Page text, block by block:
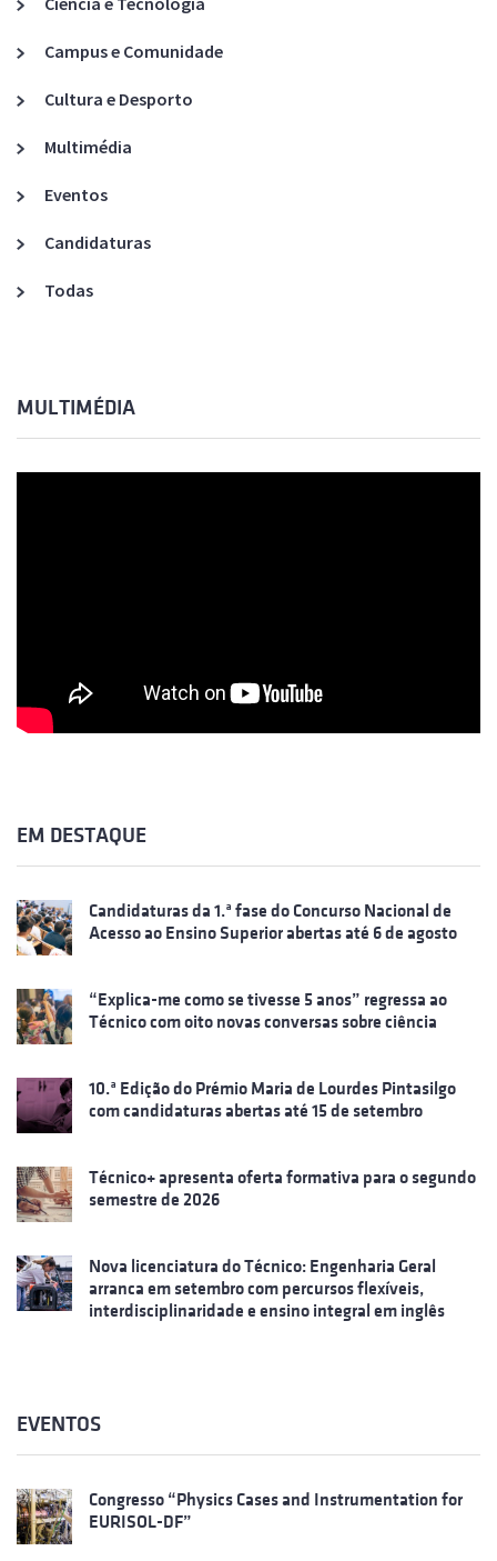
Campus e Comunidade
Cultura e Desporto
Multimédia
Eventos
Candidaturas
Todas
MULTIMÉDIA
EM DESTAQUE
Candidaturas da 1.ª fase do Concurso Nacional de
Acesso ao Ensino Superior abertas até 6 de agosto
“Explica-me como se tivesse 5 anos” regressa ao
Técnico com oito novas conversas sobre ciência
10.ª Edição do Prémio Maria de Lourdes Pintasilgo
com candidaturas abertas até 15 de setembro
Técnico+ apresenta oferta formativa para o segundo
semestre de 2026
Nova licenciatura do Técnico: Engenharia Geral
arranca em setembro com percursos flexíveis,
interdisciplinaridade e ensino integral em inglês
EVENTOS
Congresso “Physics Cases and Instrumentation for
EURISOL-DF”